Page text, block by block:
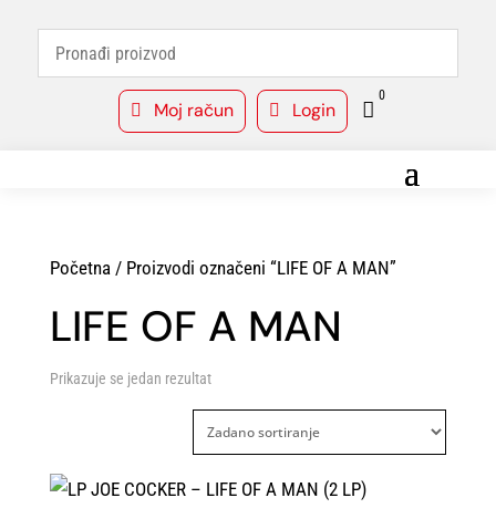
 Moj račun  Login 
0
Početna/ Proizvodi označeni “LIFE OF A MAN”
LIFE OF A MAN
Prikazuje se jedan rezultat